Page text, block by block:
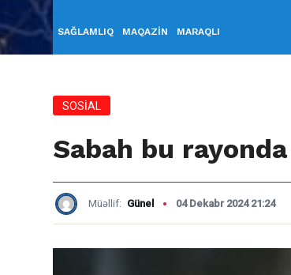
SAĞLAMLIQ MAQAZİN MARAQLI
SOSİAL
Sabah bu
Müəllif: Günel 04 Dekabr 2024 21:24